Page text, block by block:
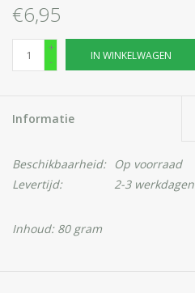
€6,95
+
-
IN WINKELWAGEN
Informatie
Beschikbaarheid:
Op voorraad
Levertijd:
2-3 werkdagen
Inhoud: 80 gram